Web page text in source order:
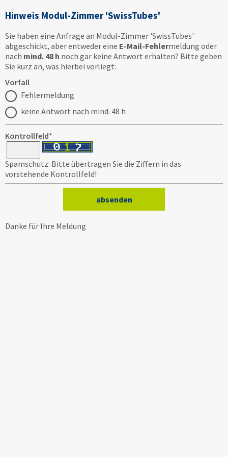
Hinweis Modul-Zimmer 'SwissTubes'
Sie haben eine Anfrage an Modul-Zimmer 'SwissTubes'
abgeschickt, aber entweder eine E-Mail-Fehlermeldung oder
nach mind. 48 h noch gar keine Antwort erhalten? Bitte geben
Sie kurz an, was hierbei vorliegt:
Vorfall
Fehlermeldung
keine Antwort nach mind. 48 h
Kontrollfeld*
Spamschutz: Bitte übertragen Sie die Ziffern in das
vorstehende Kontrollfeld!
Danke für Ihre Meldung